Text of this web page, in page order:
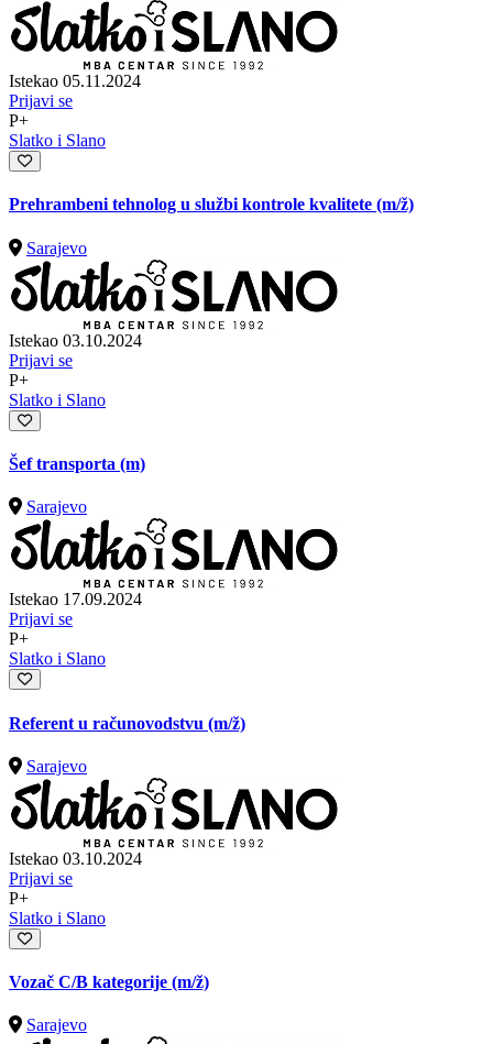
Istekao 05.11.2024
Prijavi se
P+
Slatko i Slano
Prehrambeni tehnolog u službi kontrole kvalitete (m/ž)
Sarajevo
Istekao 03.10.2024
Prijavi se
P+
Slatko i Slano
Šef transporta (m)
Sarajevo
Istekao 17.09.2024
Prijavi se
P+
Slatko i Slano
Referent u računovodstvu (m/ž)
Sarajevo
Istekao 03.10.2024
Prijavi se
P+
Slatko i Slano
Vozač C/B kategorije (m/ž)
Sarajevo